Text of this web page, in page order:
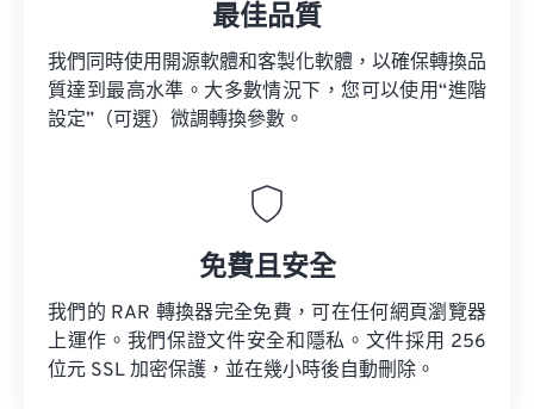
最佳品質
我們同時使用開源軟體和客製化軟體，以確保轉換品
質達到最高水準。大多數情況下，您可以使用“進階
設定”（可選）微調轉換參數。
免費且安全
我們的 RAR 轉換器完全免費，可在任何網頁瀏覽器
上運作。我們保證文件安全和隱私。文件採用 256
位元 SSL 加密保護，並在幾小時後自動刪除。